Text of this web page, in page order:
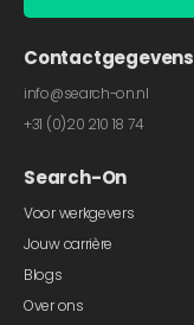
Contactgegevens
info@search-on.nl
+31 (0)20 210 18 74
Search-On
Voor werkgevers
Jouw carrière
Blogs
Over ons